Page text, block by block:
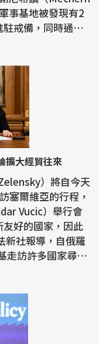
事基地被發現有2
戒備，同時通知
擴大經貿往來
）將自今天
塞爾維亞的行程，
Vucic）舉行會
好的國家，因此
走訪許多國家尋求